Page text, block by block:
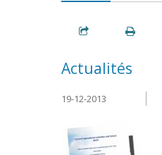
Actualités
19-12-2013